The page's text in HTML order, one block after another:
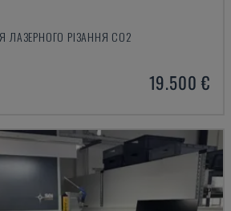
ЛАЗЕРНОГО РІЗАННЯ CO2
19.500 €